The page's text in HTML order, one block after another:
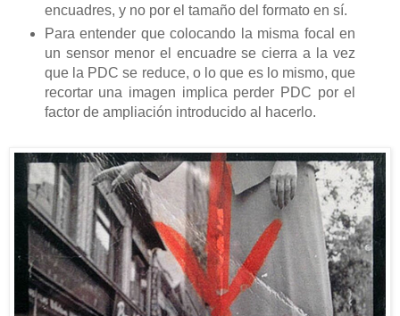
encuadres, y no por el tamaño del formato en sí.
Para entender que colocando la misma focal en
un sensor menor el encuadre se cierra a la vez
que la PDC se reduce, o lo que es lo mismo, que
recortar una imagen implica perder PDC por el
factor de ampliación introducido al hacerlo.